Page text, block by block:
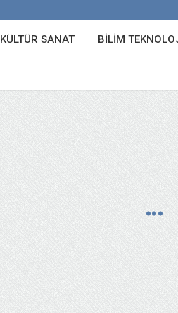
KÜLTÜR SANAT BILIM